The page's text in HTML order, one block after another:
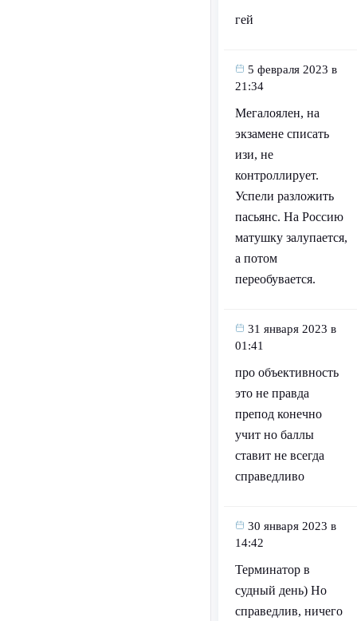
гей
5 февраля 2023 в
21:34
Мегалоялен, на
экзамене списать
изи, не
контроллирует.
Успели разложить
пасьянс. На Россию
матушку залупается,
а потом
переобувается.
31 января 2023 в
01:41
про объективность
это не правда
препод конечно
учит но баллы
ставит не всегда
справедливо
30 января 2023 в
14:42
Терминатор в
судный день) Но
справедлив, ничего